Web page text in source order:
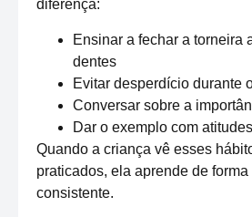
diferença:
Ensinar a fechar a torneira
dentes
Evitar desperdício durante
Conversar sobre a
Dar o exemplo com
Quando a criança vê esses
praticados, ela aprende de
consistente.